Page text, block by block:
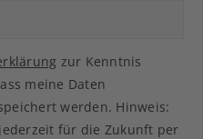
zur Kenntnis
meine Daten
werden. Hinweis:
für die Zukunft per